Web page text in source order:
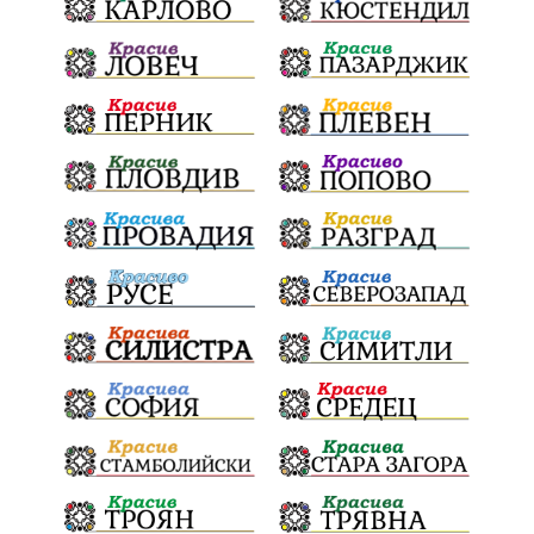
ПолитическиНатиск ЗаплахаЗаАрест
ПартияВеличие ЕкатеринаДафовска Тракия
ПТП Сливен КварталРечица Данъци
ПътнаИнфраструктура Асфалт
БрашноСтоименов ИстинскиХляб
БългарскоКачество Запис
ПолитическоЗадкулисие Микродрон
КомарДрон КитайскаТехнология
ВоенниТехнологии Наркотици